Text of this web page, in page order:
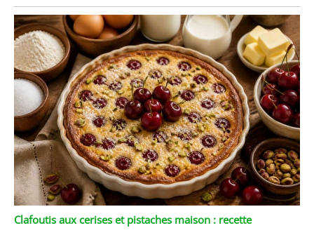
Clafoutis aux cerises et pistaches maison : recette